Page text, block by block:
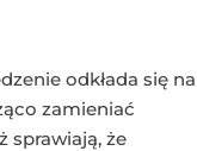
odkłada się na
zamieniać
sprawiają, że